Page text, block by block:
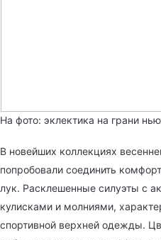
На фото: эклектика на грани
В новейших коллекциях
попробовали соединить
лук. Расклешенные силуэты с
кулисками и молниями,
спортивной верхней одежды.